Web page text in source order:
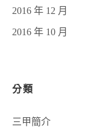
2016 年 12 月
2016 年 10 月
分類
三甲簡介